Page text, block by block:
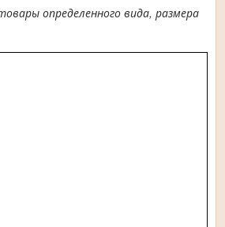
определенного вида, размера